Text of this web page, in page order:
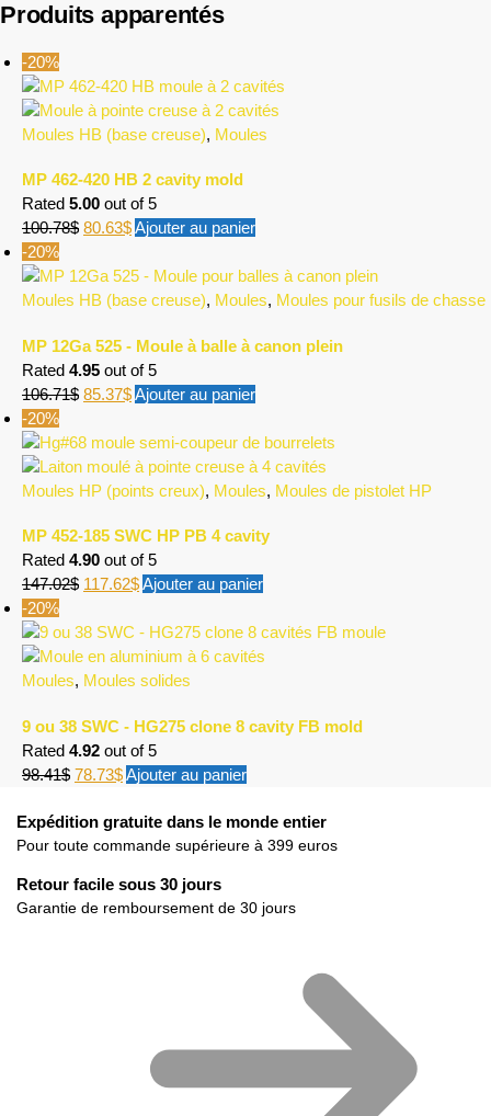
Produits apparentés
-20%
Moules HB (base creuse), Moules
MP 462-420 HB 2 cavity mold
Rated 5.00 out of 5
100.78$ 80.63$Ajouter au panier
-20%
Moules HB (base creuse), Moules, Moules pour fusils de chasse
MP 12Ga 525 - Moule à balle à canon plein
Rated 4.95 out of 5
106.71$ 85.37$Ajouter au panier
-20%
Moules HP (points creux), Moules, Moules de pistolet HP
MP 452-185 SWC HP PB 4 cavity
Rated 4.90 out of 5
147.02$ 117.62$Ajouter au panier
-20%
Moules, Moules solides
9 ou 38 SWC - HG275 clone 8 cavity FB mold
Rated 4.92 out of 5
98.41$ 78.73$Ajouter au panier
Expédition gratuite dans le monde entier
Pour toute commande supérieure à 399 euros
Retour facile sous 30 jours
Garantie de remboursement de 30 jours